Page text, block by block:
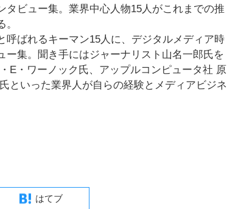
タビュー集。業界中心人物15人がこれまでの推
呼ばれるキーマン15人に、デジタルメディア時
ー集。聞き手にはジャーナリスト山名一郎氏を
E・ワーノック氏、アップルコンピュータ社 原
といった業界人が自らの経験とメディアビジネ
はてブ